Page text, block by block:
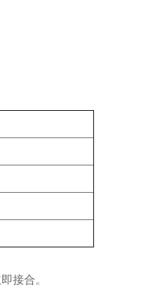
接合。